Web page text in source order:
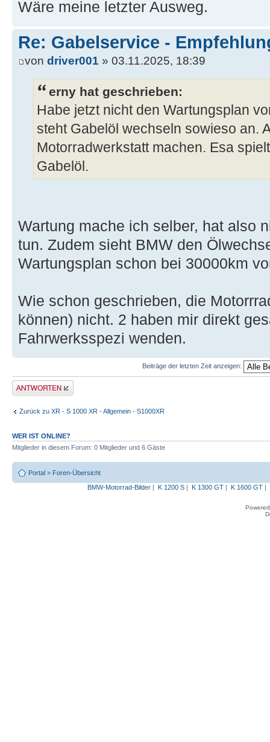
Wäre meine letzter Ausweg.
Re: Gabelservice -
von driver001 » 03.11.2025, 18:39
erny hat geschrieben:
Habe jetzt nicht den Wartungsplan
steht Gabelöl wechseln sowieso an.
Motorradwerkstatt machen. Esa
Gabelöl.
Wartung mache ich selber, hat also
tun. Zudem sieht BMW den
Wartungsplan schon bei 30000km
Wie schon geschrieben, die
können) nicht. 2 haben mir direkt
Fahrwerksspezi wenden.
Beiträge der letzten Zeit anzeigen:
Antwort erstellen
Zurück zu XR - S 1000 XR - Allgemein - S1000XR
WER IST ONLINE?
Mitglieder in diesem Forum: 0 Mitglieder und 6 Gäste
Portal » Foren-Übersicht
BMW-Motorrad-Bilder| K 1200 S| K 1300 GT| K 1600 GT|